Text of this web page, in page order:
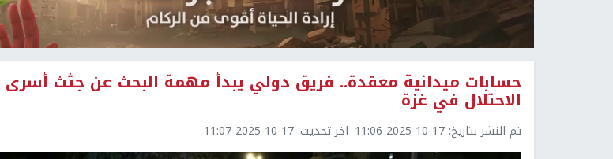
حسابات ميدانية معقدة.. فريق دولي يبدأ مهمة البحث عن جثث أسرى
الاحتلال في غزة
تم النشر بتاريخ: 2025-10-17 11:06 اخر تحديث: 2025-10-17 11:07